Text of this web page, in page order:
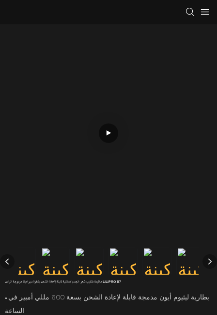
ماكينة تشذيب شعر الجسم لاسلكية قابلة لإعادة الشحن بشفرة سيراميك مزدوجة الرأس LILIPRO B7
● بطارية ليثيوم أيون مدمجة قابلة لإعادة الشحن بسعة 600 مللي أمبير في